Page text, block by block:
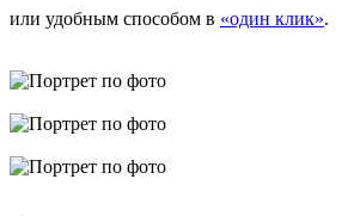
или удобным способом в «один клик».